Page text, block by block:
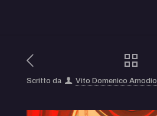
Scritto da Vito Domenico Amodio